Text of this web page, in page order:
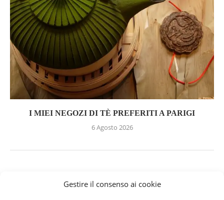
Gestire il consenso ai cookie
I MIEI NEGOZI DI TÈ PREFERITI A PARIGI
6 Agosto 2026